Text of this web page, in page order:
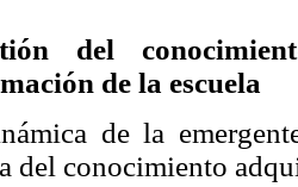
del
de la escuela
de la
del conocimiento